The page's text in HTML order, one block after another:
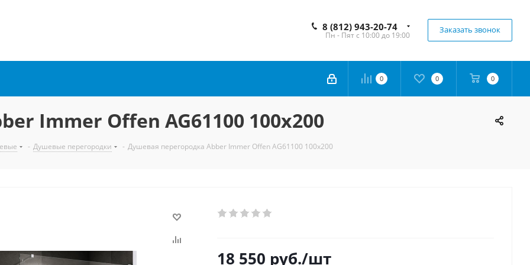
8 (812) 943-20-74
Пн - Пят с 10:00 до 19:00
Заказать звонок
0 0 0
Immer Offen AG61100 100x200
- Душевые перегородки - Душевая перегородка Abber Immer Offen AG61100 100x200
18 550 руб./шт